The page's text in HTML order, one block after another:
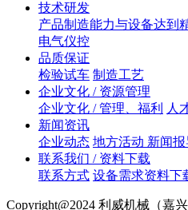
技术研发
产品制造能力与设备达到
电气仪控
品质保证
检验试车 制造工艺
企业文化 / 资源管理
企业文化 / 管理、福利
人
新闻资讯
企业动态 地方活动 新闻报
联系我们 / 资料下载
联系方式 设备需求资料下
Copyright@2024 利威机械（嘉